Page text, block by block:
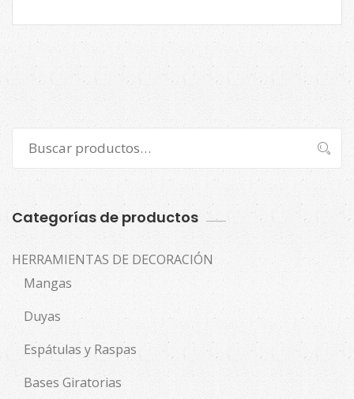
por:
Buscar
Categorías de productos
HERRAMIENTAS DE DECORACIÓN
Mangas
Duyas
Espátulas y Raspas
Bases Giratorias